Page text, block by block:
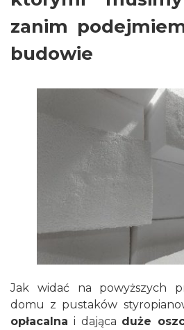
zanim
budowie
Jak widać na powyższych
domu z pustaków
opłacalna i dająca duże